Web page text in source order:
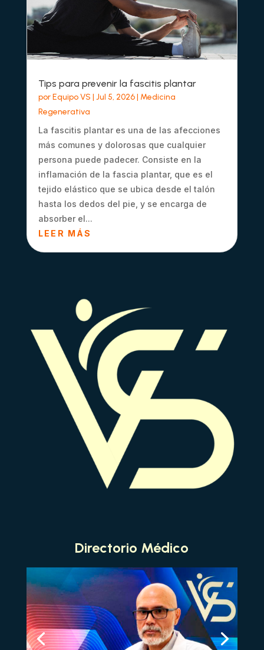
Tips para prevenir la fascitis plantar
porEquipo VS | Jul 5, 2026| Medicina
Regenerativa
La fascitis plantar es una de las afecciones
más comunes y dolorosas que cualquier
persona puede padecer. Consiste en la
inflamación de la fascia plantar, que es el
tejido elástico que se ubica desde el talón
hasta los dedos del pie, y se encarga de
absorber el...
LEER MÁS
Directorio Médico